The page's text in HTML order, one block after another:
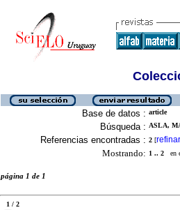
Base de datos : article
Búsqueda : ASLA,
Referencias encontradas : 2 [refinar
Mostrando: 1 .. 2 en
página 1 de 1
1 / 2